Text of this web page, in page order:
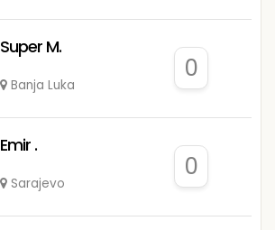
Super M.
Banja Luka
0
Emir .
Sarajevo
0